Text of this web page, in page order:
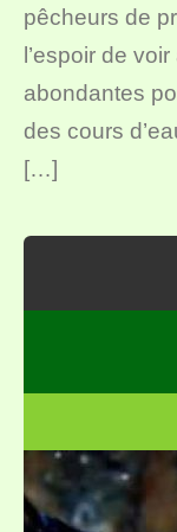
pêcheurs de
l’espoir de
abondantes
des cours
[…]